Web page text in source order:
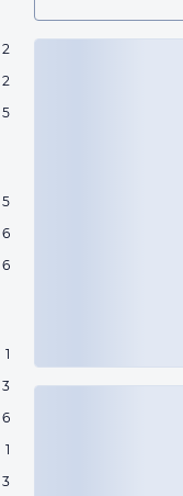
2
2
5
5
6
6
1
3
6
1
3